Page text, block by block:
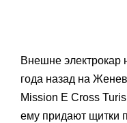
Внешне электрокар
года назад на
Mission E Cross
ему придают щитки